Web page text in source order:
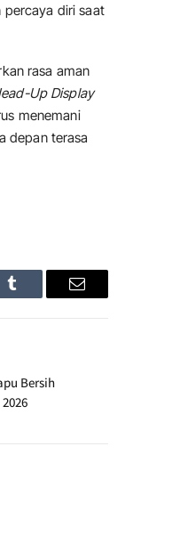
percaya diri saat
rasa aman
Up Display
menemani
depan terasa
Tumblr Email
Bersih